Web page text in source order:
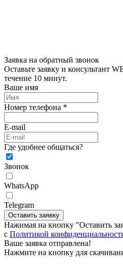
Заявка на обратный звонок
Оставьте заявку и консультант
течение 10 минут.
Ваше имя
Номер телефона *
E-mail
Где удобнее общаться?
Звонок
WhatsApp
Telegram
Оставить заявку
Нажимая на кнопку "Оставить
c Политикой
Ваше заявка отправлена!
Нажмите на кнопку для